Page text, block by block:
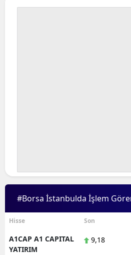
#Borsa İstanbulda İşlem
Hisse Son
A1CAP A1 CAPITAL
YATIRIM
9,18